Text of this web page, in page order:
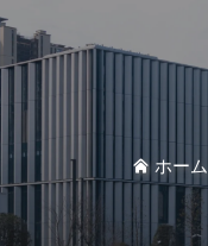
ホーム